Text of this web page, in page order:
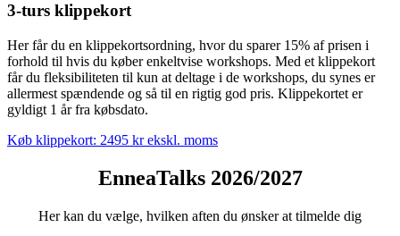
3-turs klippekort
Her får du en klippekortsordning, hvor du sparer 15% af prisen i
forhold til hvis du køber enkeltvise workshops. Med et klippekort
får du fleksibiliteten til kun at deltage i de workshops, du synes er
allermest spændende og så til en rigtig god pris. Klippekortet er
gyldigt 1 år fra købsdato.
Køb klippekort: 2495 kr ekskl. moms
EnneaTalks 2026/2027
Her kan du vælge, hvilken aften du ønsker at tilmelde dig